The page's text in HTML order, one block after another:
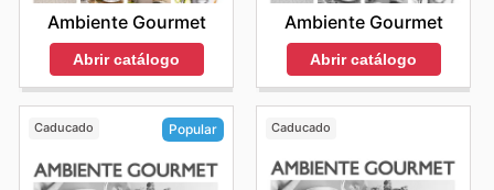
Ambiente Gourmet
Abrir catálogo
Ambiente Gourmet
Abrir catálogo
Caducado Popular Caducado